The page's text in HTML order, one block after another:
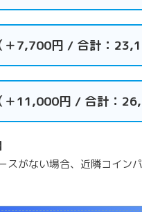
7,700円 / 合計：
11,000円 / 合計：
スがない場合、近隣コイン